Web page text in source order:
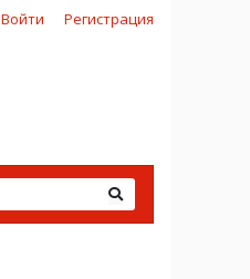
Войти Регистрация